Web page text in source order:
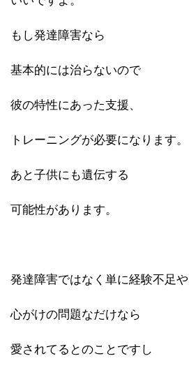
もし発達障害なら
基本的には治らないので
彼の特性にあった支援、
トレーニングが必要になります。
あと子供にも遺伝する
可能性があります。
発達障害ではなく単に経験不足や
心がけの問題なだけなら
愛されてるとのことですし